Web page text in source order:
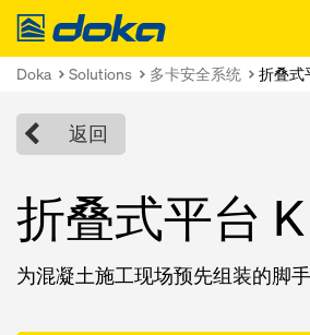
Doka
Doka Solutions 多卡安全系统 折叠式
返回
折叠式平台 K
为混凝土施工现场预先组装的脚